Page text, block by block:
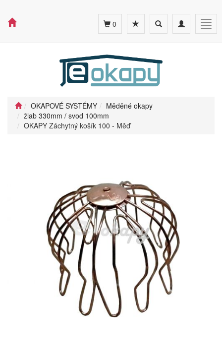
Toggle
navigation
Toggle
search
0
OKAPOVÉ SYSTÉMY
Měděné okapy
žlab 330mm / svod 100mm
OKAPY Záchytný košík 100 - Měď